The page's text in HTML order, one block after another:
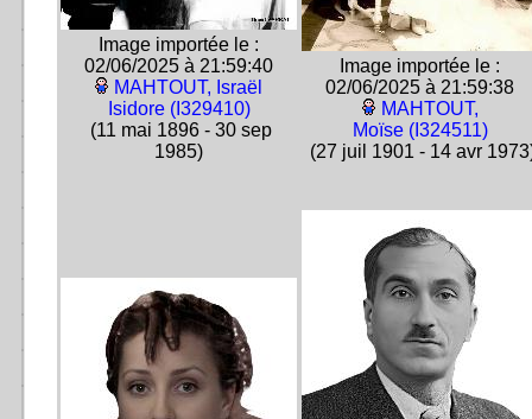
Image importée le :
02/06/2025 à 21:59:40
MAHTOUT, Israël
Isidore (I329410)
(11 mai 1896 - 30 sep
1985)
Image importée le :
02/06/2025 à 21:59:38
MAHTOUT,
Moïse (I324511)
(27 juil 1901 - 14 avr